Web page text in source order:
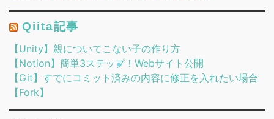
Qiita記事
【Unity】親についてこない子の作り方
【Notion】簡単3ステップ！Webサイト公開
【Git】すでにコミット済みの内容に修正を入れたい場合
【Fork】